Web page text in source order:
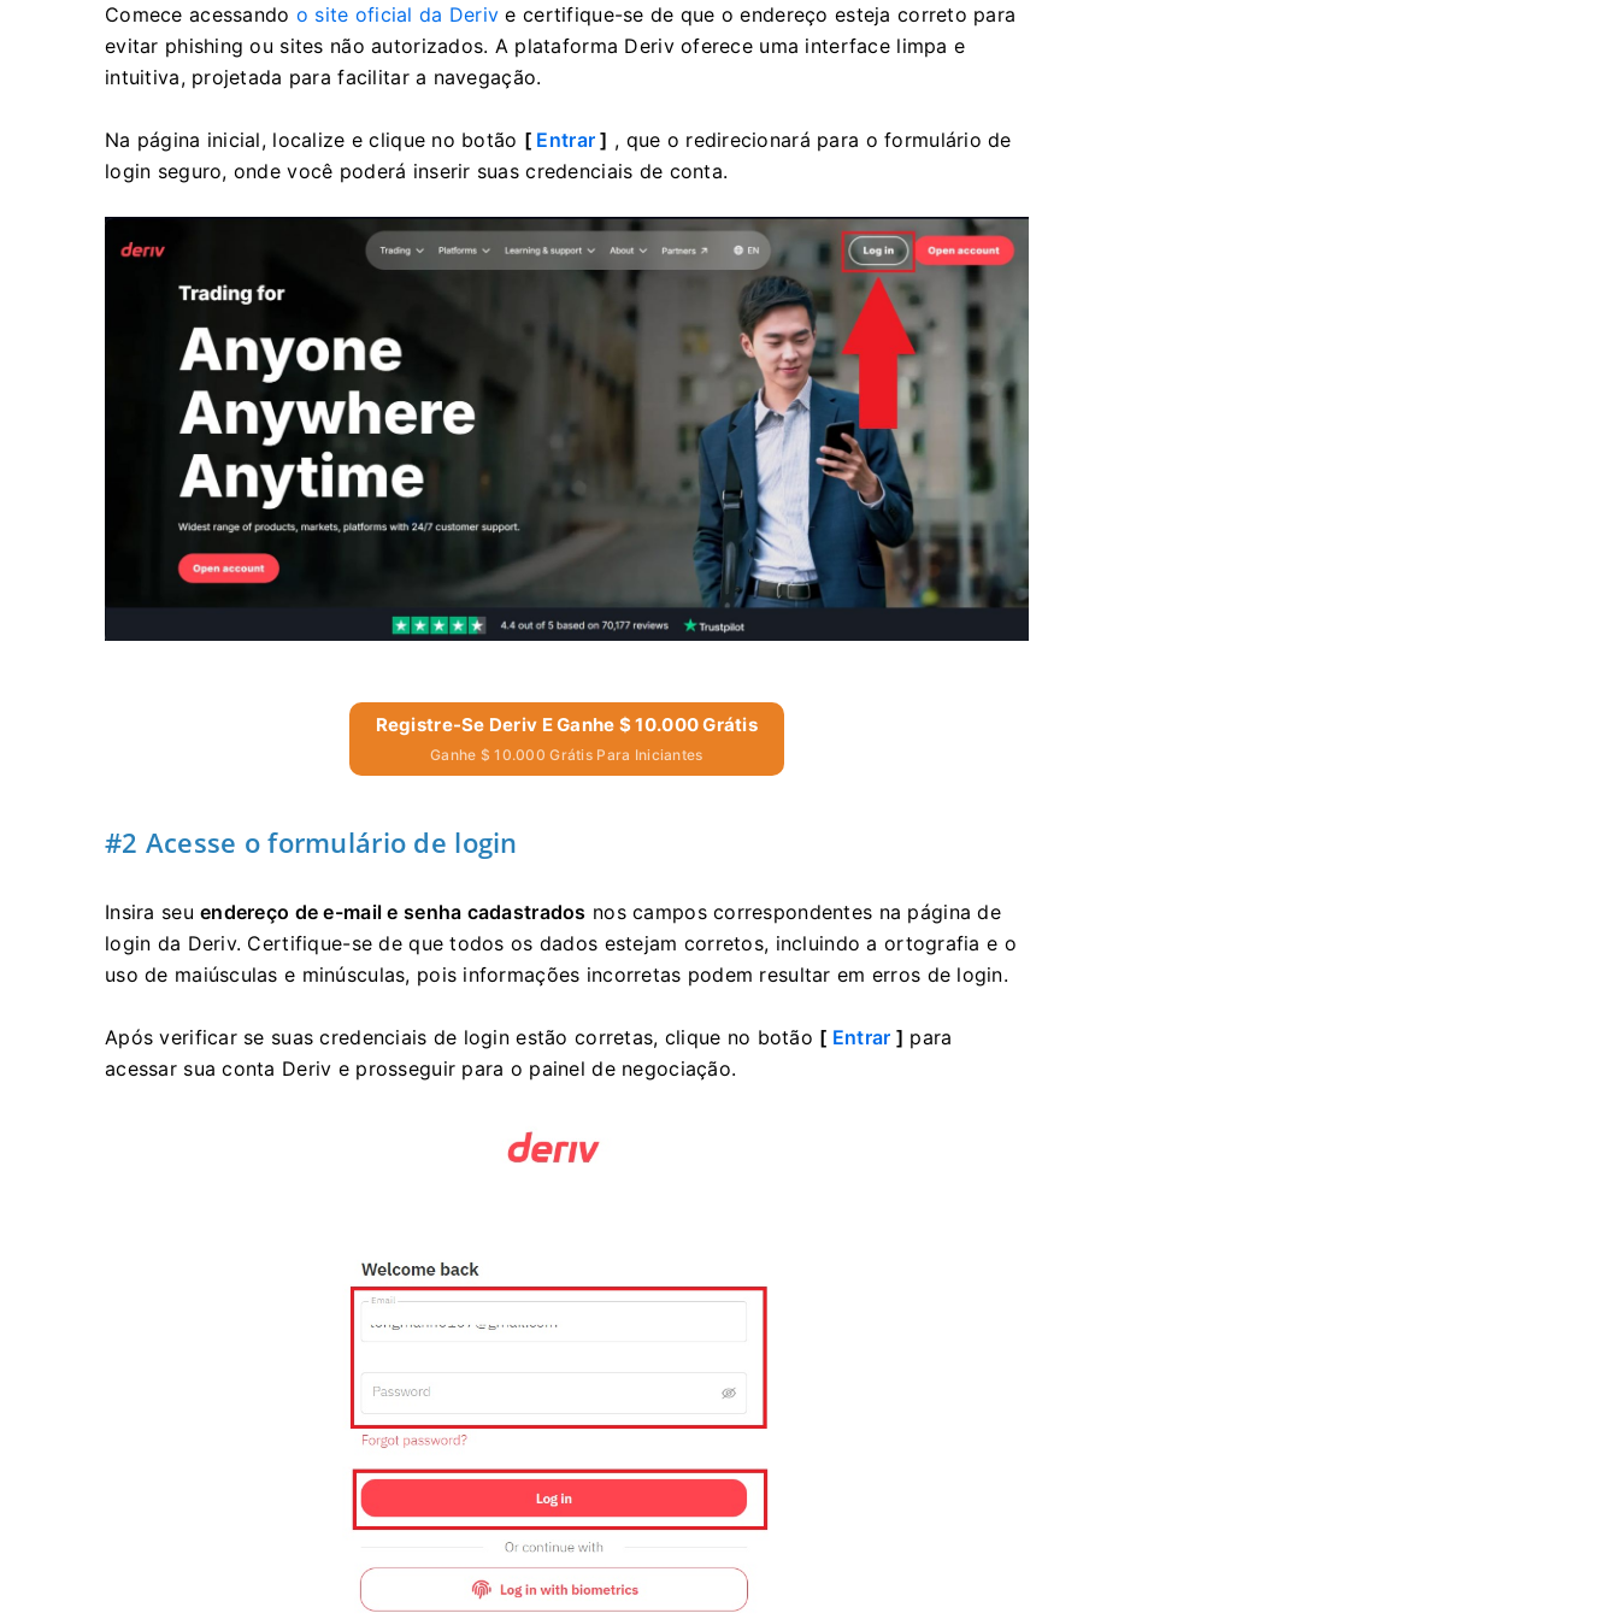
Comece acessando o site oficial da Deriv e certifique-se de que o endereço esteja correto para
evitar phishing ou sites não autorizados. A plataforma Deriv oferece uma interface limpa e
intuitiva, projetada para facilitar a navegação.
Na página inicial, localize e clique no botão [ Entrar ] , que o redirecionará para o formulário de
login seguro, onde você poderá inserir suas credenciais de conta.
Registre-Se Deriv E Ganhe $ 10.000 Grátis
Ganhe $ 10.000 Grátis Para Iniciantes
#2 Acesse o formulário de login
Insira seuendereço de e-mail e senha cadastrados nos campos correspondentes na página de
login da Deriv. Certifique-se de que todos os dados estejam corretos, incluindo a ortografia e o
uso de maiúsculas e minúsculas, pois informações incorretas podem resultar em erros de login.
Após verificar se suas credenciais de login estão corretas, clique no botão [ Entrar ] para
acessar sua conta Deriv e prosseguir para o painel de negociação.